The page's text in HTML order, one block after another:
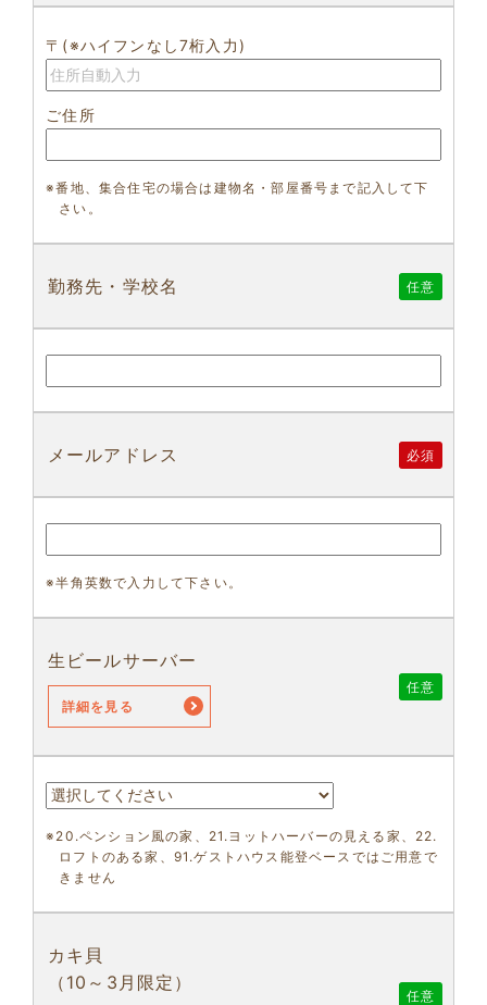
〒(※ハイフンなし7桁入力)
ご住所
※番地、集合住宅の場合は建物名・部屋番号まで記入して下
さい。
勤務先・学校名 任意
メールアドレス 必須
※半角英数で入力して下さい。
生ビールサーバー
詳細を見る
任意
※20.ペンション風の家、21.ヨットハーバーの見える家、22.
ロフトのある家、91.ゲストハウス能登ベースではご用意で
きません
カキ貝
（10～3月限定）
任意